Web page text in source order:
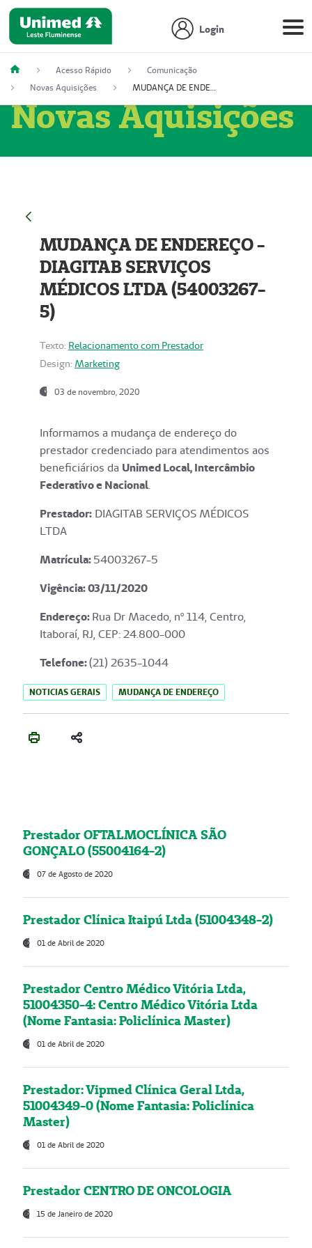
Login
Acesso Rápido
Comunicação
Novas Aquisições
MUDANÇA DE ENDEREÇO - DIAGITAB SERVIÇOS MÉDICOS LTDA (54003267-5)
Novas Aquisições
MUDANÇA DE ENDEREÇO -
DIAGITAB SERVIÇOS
MÉDICOS LTDA (54003267-
5)
Texto: Relacionamento com Prestador
Design: Marketing
03 de novembro, 2020
Informamos a mudança de endereço do
prestador credenciado para atendimentos aos
beneficiários da Unimed Local, Intercâmbio
Federativo e Nacional.
Prestador: DIAGITAB SERVIÇOS MÉDICOS
LTDA
Matrícula:54003267-5
Vigência: 03/11/2020
Endereço:Rua Dr Macedo, nº 114, Centro,
Itaboraí, RJ, CEP: 24.800-000
Telefone:(21) 2635-1044
NOTICIAS GERAIS MUDANÇA DE ENDEREÇO
Prestador OFTALMOCLÍNICA SÃO
GONÇALO (55004164-2)
07 de Agosto de 2020
Prestador Clínica Itaipú Ltda (51004348-2)
01 de Abril de 2020
Prestador Centro Médico Vitória Ltda,
51004350-4: Centro Médico Vitória Ltda
(Nome Fantasia: Policlínica Master)
01 de Abril de 2020
Prestador: Vipmed Clínica Geral Ltda,
51004349-0 (Nome Fantasia: Policlínica
Master)
01 de Abril de 2020
Prestador CENTRO DE ONCOLOGIA
15 de Janeiro de 2020